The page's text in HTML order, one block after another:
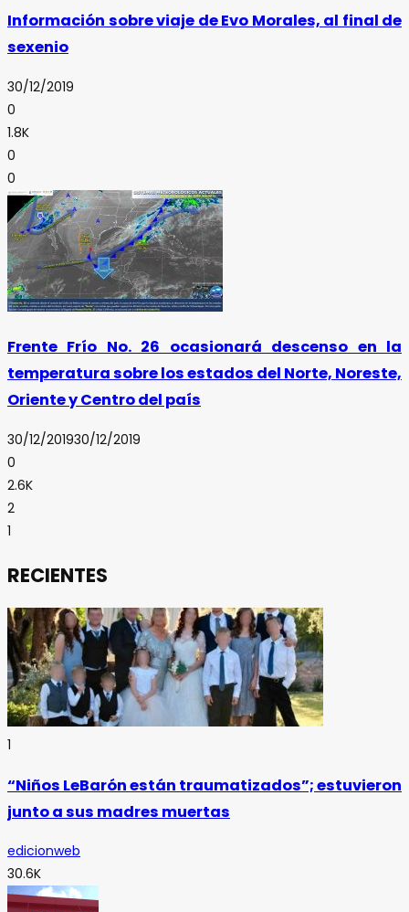
Información sobre viaje de Evo Morales, al final de
sexenio
30/12/2019
0
1.8K
0
0
Frente Frío No. 26 ocasionará descenso en la
temperatura sobre los estados del Norte, Noreste,
Oriente y Centro del país
30/12/201930/12/2019
0
2.6K
2
1
RECIENTES
1
“Niños LeBarón están traumatizados”; estuvieron
junto a sus madres muertas
edicionweb
30.6K